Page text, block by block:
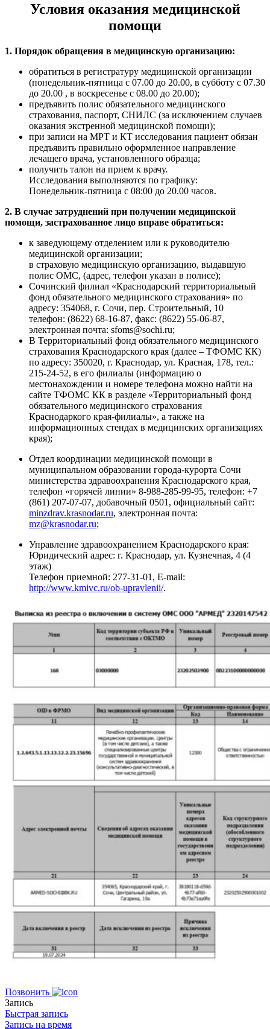
Условия оказания медицинской
помощи
1. Порядок обращения в медицинскую организацию:
обратиться в регистратуру медицинской организации
(понедельник-пятница с 07.00 до 20.00, в субботу с 07.30
до 20.00 , в воскресенье с 08.00 до 20.00);
предъявить полис обязательного медицинского
страхования, паспорт, СНИЛС (за исключением случаев
оказания экстренной медицинской помощи);
при записи на МРТ и КТ исследования пациент обязан
предъявить правильно оформленное направление
лечащего врача, установленного образца;
получить талон на прием к врачу.
Исследования выполняются по графику:
Понедельник-пятница с 08:00 до 20.00 часов.
2. В случае затруднений при получении медицинской
помощи, застрахованное лицо вправе обратиться:
к заведующему отделением или к руководителю
медицинской организации;
в страховую медицинскую организацию, выдавшую
полис ОМС, (адрес, телефон указан в полисе);
Сочинский филиал «Краснодарский территориальный
фонд обязательного медицинского страхования» по
адресу: 354068, г. Сочи, пер. Строительный, 10
телефон: (8622) 68-16-87, факс: (8622) 55-06-87,
электронная почта: sfoms@sochi.ru;
В Территориальный фонд обязательного медицинского
страхования Краснодарского края (далее – ТФОМС КК)
по адресу: 350020, г. Краснодар, ул. Красная, 178, тел.:
215-24-52, в его филиалы (информацию о
местонахождении и номере телефона можно найти на
сайте ТФОМС КК в разделе «Территориальный фонд
обязательного медицинского страхования
Краснодаркого края-филиалы», а также на
информационных стендах в медицинских организациях
края);
Отдел координации медицинской помощи в
муниципальном образовании города-курорта Сочи
министерства здравоохранения Краснодарского края,
телефон «горячей линии» 8-988-285-99-95, телефон: +7
(861) 207-07-07, добавочный 0501, официальный сайт:
minzdrav.krasnodar.ru, электронная почта:
mz@krasnodar.ru;
Управление здравоохранением Краснодарского края:
Юридический адрес: г. Краснодар, ул. Кузнечная, 4 (4
этаж)
Телефон приемной: 277-31-01, E-mail:
http://www.kmivc.ru/ob-upravlenii/.
Позвонить
Запись
Быстрая запись
Запись на время